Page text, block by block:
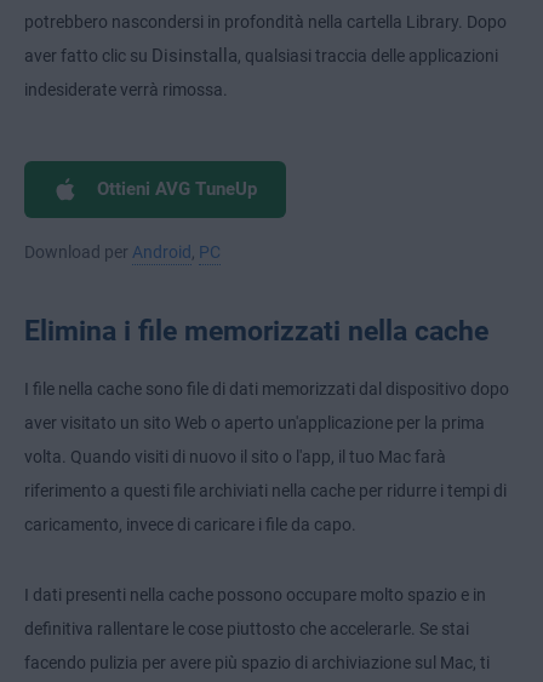
potrebbero nascondersi in profondità nella cartella Library. Dopo
aver fatto clic su Disinstalla , qualsiasi traccia delle applicazioni
indesiderate verrà rimossa.
Ottieni AVG TuneUp
Download per Android PC
Elimina i file memorizzati nella cache
I file nella cache sono file di dati memorizzati dal dispositivo dopo
aver visitato un sito Web o aperto un'applicazione per la prima
volta. Quando visiti di nuovo il sito o l'app, il tuo Mac farà
riferimento a questi file archiviati nella cache per ridurre i tempi di
caricamento, invece di caricare i file da capo.
I dati presenti nella cache possono occupare molto spazio e in
definitiva rallentare le cose piuttosto che accelerarle. Se stai
facendo pulizia per avere più spazio di archiviazione sul Mac, ti